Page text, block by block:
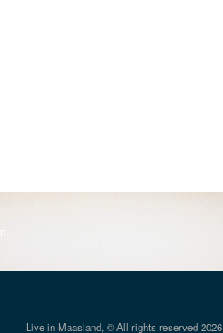
Live in Maasland, © All rights reserved 2026